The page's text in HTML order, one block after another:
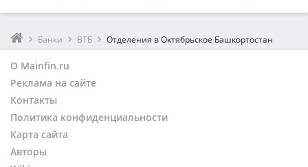
Банки ВТБ Отделения в Октябрьское Башкортостан
О Mainfin.ru
Реклама на сайте
Контакты
Политика конфиденциальности
Карта сайта
Авторы